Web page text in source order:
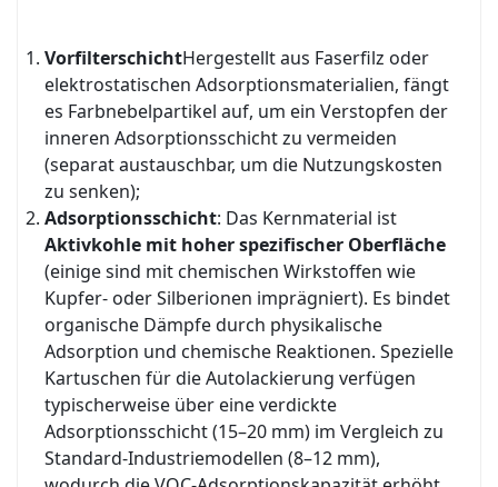
VorfilterschichtHergestellt aus Faserfilz oder
elektrostatischen Adsorptionsmaterialien, fängt
es Farbnebelpartikel auf, um ein Verstopfen der
inneren Adsorptionsschicht zu vermeiden
(separat austauschbar, um die Nutzungskosten
zu senken);
Adsorptionsschicht: Das Kernmaterial ist
Aktivkohle mit hoher spezifischer Oberfläche
(einige sind mit chemischen Wirkstoffen wie
Kupfer- oder Silberionen imprägniert). Es bindet
organische Dämpfe durch physikalische
Adsorption und chemische Reaktionen. Spezielle
Kartuschen für die Autolackierung verfügen
typischerweise über eine verdickte
Adsorptionsschicht (15–20 mm) im Vergleich zu
Standard-Industriemodellen (8–12 mm),